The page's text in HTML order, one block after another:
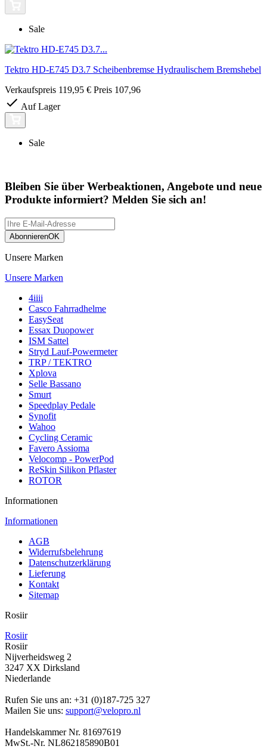
Sale
Tektro HD-E745 D3.7 Scheibenbremse Hydraulischem Bremshebel
Verkaufspreis 119,95 € Preis 107,96
Auf Lager
Sale
Bleiben Sie über Werbeaktionen, Angebote und neue
Produkte informiert? Melden Sie sich an!
AbonnierenOK
Unsere Marken
Unsere Marken
4iiii
Casco Fahrradhelme
EasySeat
Essax Duopower
ISM Sattel
Stryd Lauf-Powermeter
TRP / TEKTRO
Xplova
Selle Bassano
Smurt
Speedplay Pedale
Synofit
Wahoo
Cycling Ceramic
Favero Assioma
Velocomp - PowerPod
ReSkin Silikon Pflaster
ROTOR
Informationen
Informationen
AGB
Widerrufsbelehrung
Datenschutzerklärung
Lieferung
Kontakt
Sitemap
Rosiir
Rosiir
Rosiir
Nijverheidsweg 2
3247 XX Dirksland
Niederlande
Rufen Sie uns an: +31 (0)187-725 327
Mailen Sie uns: support@velopro.nl
Handelskammer Nr. 81697619
MwSt.-Nr. NL862185890B01